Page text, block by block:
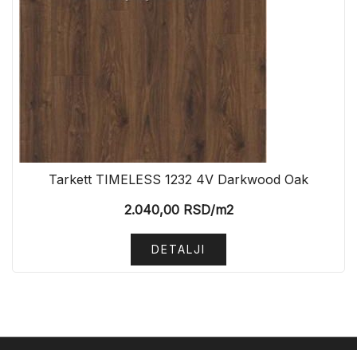
Tarkett TIMELESS 1232 4V Darkwood Oak
2.040,00RSD/m2
DETALJI